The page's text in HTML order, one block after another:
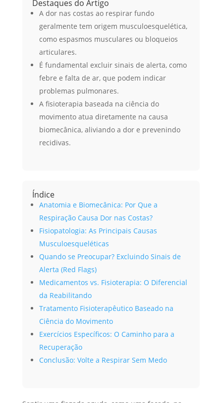
Destaques do Artigo
A dor nas costas ao respirar fundo
geralmente tem origem musculoesquelética,
como espasmos musculares ou bloqueios
articulares.
É fundamental excluir sinais de alerta, como
febre e falta de ar, que podem indicar
problemas pulmonares.
A fisioterapia baseada na ciência do
movimento atua diretamente na causa
biomecânica, aliviando a dor e prevenindo
recidivas.
Índice
Anatomia e Biomecânica: Por Que a
Respiração Causa Dor nas Costas?
Fisiopatologia: As Principais Causas
Musculoesqueléticas
Quando se Preocupar? Excluindo Sinais de
Alerta (Red Flags)
Medicamentos vs. Fisioterapia: O Diferencial
da Reabilitando
Tratamento Fisioterapêutico Baseado na
Ciência do Movimento
Exercícios Específicos: O Caminho para a
Recuperação
Conclusão: Volte a Respirar Sem Medo